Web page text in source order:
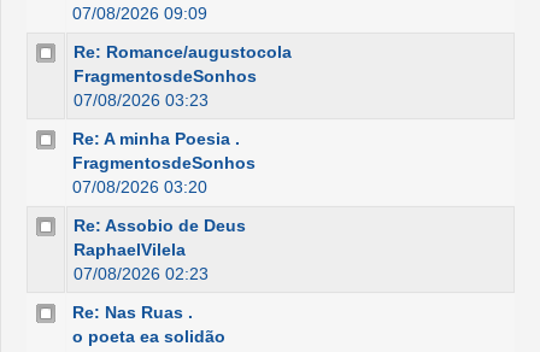
07/08/2026 09:09
Re: Romance/augustocola
FragmentosdeSonhos
07/08/2026 03:23
Re: A minha Poesia .
FragmentosdeSonhos
07/08/2026 03:20
Re: Assobio de Deus
RaphaelVilela
07/08/2026 02:23
Re: Nas Ruas .
o poeta ea solidão